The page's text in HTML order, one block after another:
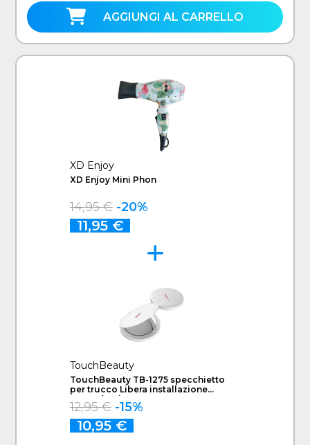
AGGIUNGI AL CARRELLO
XD Enjoy
XD Enjoy Mini Phon
14,95 € -20%
11,95 €
TouchBeauty
TouchBeauty TB-1275 specchietto
per trucco Libera installazione
Rotondo Bianco
12,95 € -15%
10,95 €